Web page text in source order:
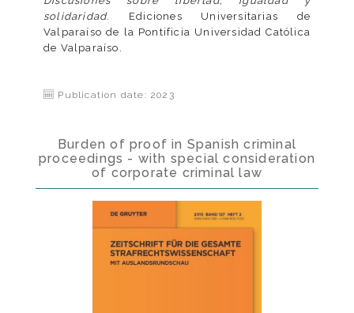
solidaridad. Ediciones Universitarias de
Valparaíso de la Pontificia Universidad Católica
de Valparaíso.
Publication date: 2023
Burden of proof in Spanish criminal
proceedings - with special consideration
of corporate criminal law